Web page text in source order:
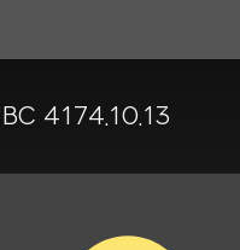
BC 4174.10.13